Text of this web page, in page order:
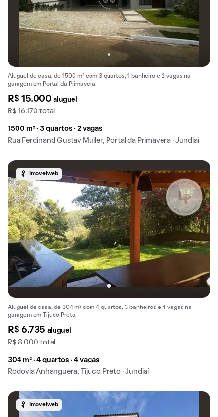
Aluguel de casa, de 1500 m² com 3 quartos, 1 banheiro e 2 vagas na
garagem em Portal da Primavera.
R$ 15.000aluguel
R$ 16.170 total
1500 m² · 3 quartos · 2 vagas
Rua Ferdinand Gustav Muller, Portal da Primavera · Jundiaí
Imovelweb
Aluguel de casa, de 304 m² com 4 quartos, 3 banheiros e 4 vagas na
garagem em Tijuco Preto.
R$ 6.735 aluguel
R$ 8.000 total
304 m² · 4 quartos · 4 vagas
Rodovia Anhanguera, Tijuco Preto · Jundiaí
Imovelweb